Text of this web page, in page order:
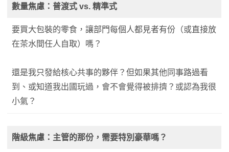
數量焦慮：普渡式 vs. 精準式
要買大包裝的零食，讓部門每個人都見者有份（或直接放
在茶水間任人自取）嗎？
還是我只發給核心共事的夥伴？但如果其他同事路過看
到、或知道我出國玩過，會不會覺得被排擠？或認為我很
小氣？
階級焦慮：主管的那份，需要特別豪華嗎？